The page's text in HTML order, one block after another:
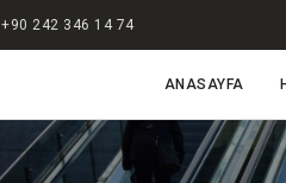
+90 242 346 14 74
ANASAYFA